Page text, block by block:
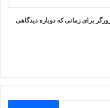
برای زمانی که دوباره دیدگاهی